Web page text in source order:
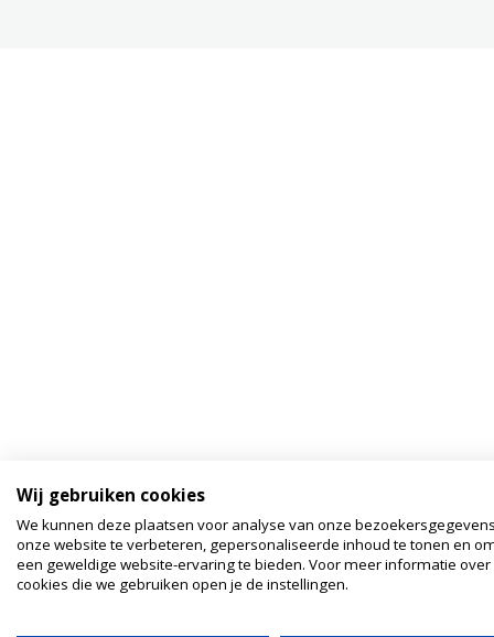
Wij gebruiken cookies
We kunnen deze plaatsen voor analyse van onze
onze website te verbeteren, gepersonaliseerde inhoud te tonen en
een geweldige website-ervaring te bieden. Voor meer informatie over
cookies die we gebruiken open je de instellingen.